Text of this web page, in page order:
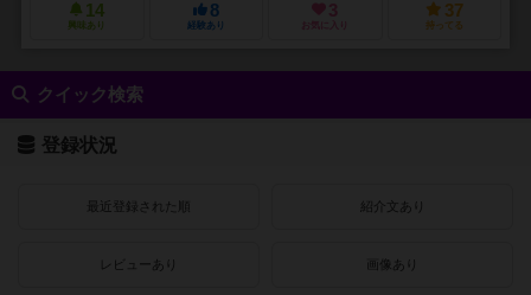
14
興味あり
8
経験あり
3
お気に入り
37
持ってる
クイック検索
登録状況
最近登録された順 紹介文あり
レビューあり 画像あり